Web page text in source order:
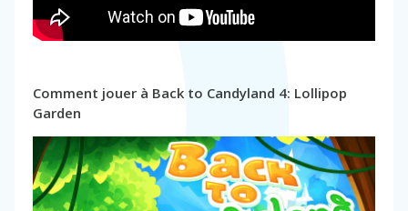
Comment jouer à Back to Candyland 4: Lollipop
Garden